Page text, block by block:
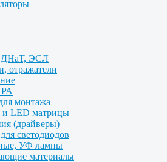
ДНаТ, ЭСЛ
отражатели
монтажа
и LED матрицы
(драйверы)
светодиодов
УФ лампы
материалы